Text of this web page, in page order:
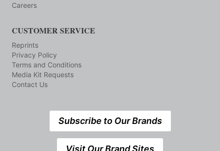
Careers
CUSTOMER SERVICE
Reprints
Privacy Policy
Terms and Conditions
Media Kit Requests
Contact Us
Subscribe to Our Brands
Visit Our Brand Sites